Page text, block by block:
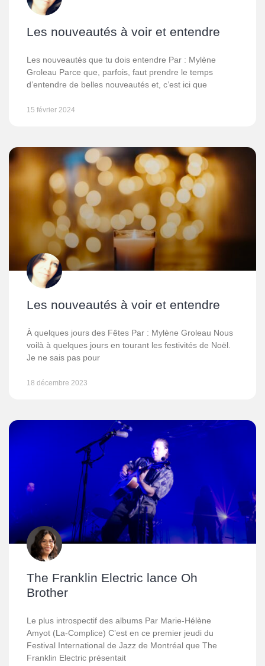
Les nouveautés à voir et entendre
Les nouveautés que tu dois entendre Par : Mylène
Groleau Parce que, parfois, faut prendre le temps
d’entendre de belles nouveautés et, c’est ici que
15 février 2024
Les nouveautés à voir et entendre
À quelques jours des Fêtes Par : Mylène Groleau Nous
voilà à quelques jours en tourant les festivités de Noël.
Je ne sais pas pour
18 décembre 2023
The Franklin Electric lance Oh
Brother
Le plus introspectif des albums Par Marie-Hélène
Amyot (La-Complice) C’est en ce premier jeudi du
Festival International de Jazz de Montréal que The
Franklin Electric présentait